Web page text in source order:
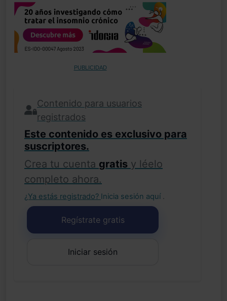
PUBLICIDAD
Contenido para usuarios
registrados
Este contenido es exclusivo para
suscriptores.
Crea tu cuenta gratis y léelo
completo ahora.
¿Ya estás registrado? Inicia sesión aquí .
Regístrate gratis
Iniciar sesión